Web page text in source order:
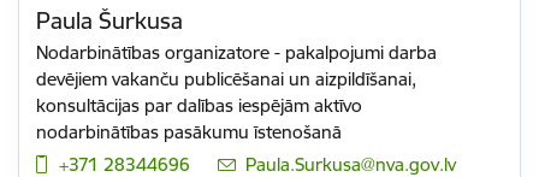
Paula Šurkusa
Nodarbinātības organizatore - pakalpojumi darba
devējiem vakanču publicēšanai un aizpildīšanai,
konsultācijas par dalības iespējām aktīvo
nodarbinātības pasākumu īstenošanā
+371 28344696
E-pasts:
Paula.Surkusa@nva.gov.lv